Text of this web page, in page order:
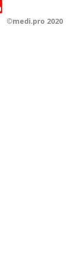
©medi.pro 2020